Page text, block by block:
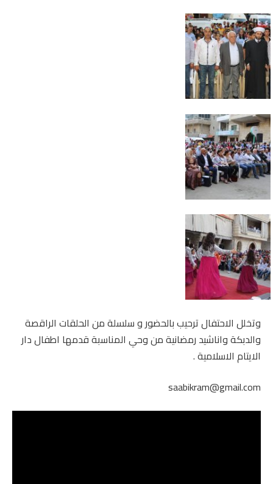
وتخلل الاحتفال ترحيب بالحضور و سلسلة من الحلقات الراقصة
والدبكة واناشيد رمضانية من وحي المناسبة قدمها اطفال دار
الايتام الاسلامية .
saabikram@gmail.com